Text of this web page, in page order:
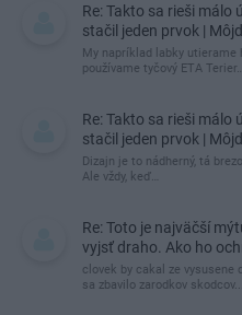
Re: Takto sa rieši
stačil jeden prvok |
My napríklad labky utierame
používame tyčový ETA Terier…
Re: Takto sa rieši
stačil jeden prvok |
Dizajn je to nádherný, tá
Ale vždy, keď…
Re: Toto je najväčší
vyjsť draho. Ako ho
clovek by cakal ze vysusene
sa zbavilo zarodkov skodcov...